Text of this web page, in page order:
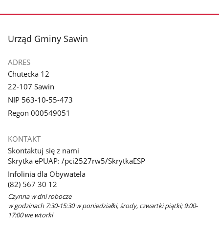
stopka
Urząd Gminy Sawin
ADRES
Chutecka 12
22-107 Sawin
NIP 563-10-55-473
Regon 000549051
KONTAKT
Skontaktuj się z nami
Skrytka ePUAP: /pci2527rw5/SkrytkaESP
Infolinia dla Obywatela
(82) 567 30 12
Czynna w dni robocze
w godzinach 7:30-15:30 w poniedziałki, środy, czwartki piątki; 9:00-
17:00 we wtorki